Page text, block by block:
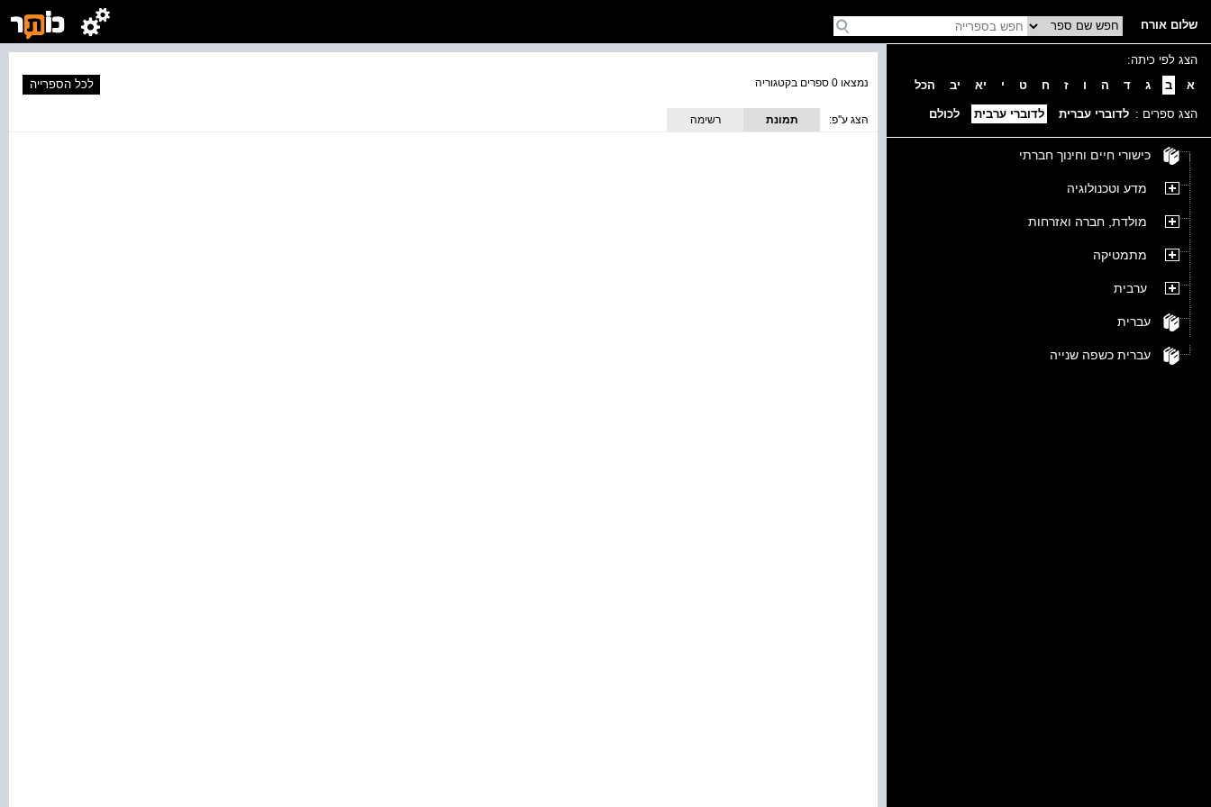
שלום אורח
הצג לפי כיתה:
א
ב ג ד ה ו ז ח ט י יא יב הכל
הצג ספרים : לדוברי עברית לדוברי ערבית לכולם
כישורי חיים וחינוך חברתי
מדע וטכנולוגיה
מולדת, חברה ואזרחות
מתמטיקה
ערבית
עברית
עברית כשפה שנייה
נמצאו 0 ספרים בקטגוריה לכל הספרייה
הצג ע''פ:
תמונת
רשימה